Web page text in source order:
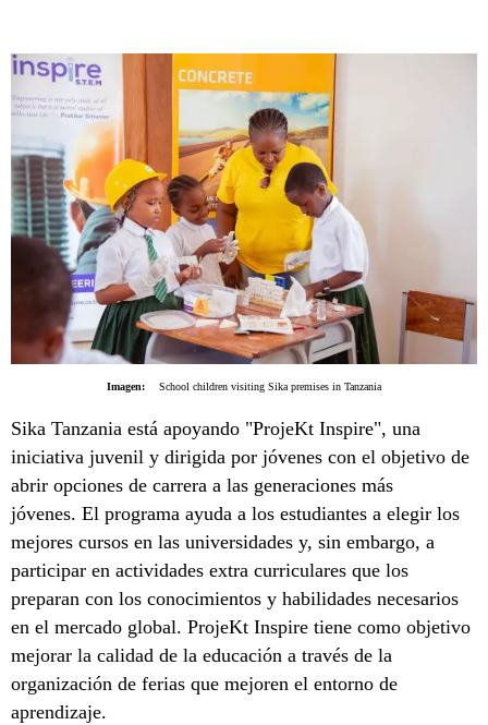
Imagen: School children visiting Sika premises in Tanzania
Sika Tanzania está apoyando "ProjeKt Inspire", una
iniciativa juvenil y dirigida por jóvenes con el objetivo de
abrir opciones de carrera a las generaciones más
jóvenes. El programa ayuda a los estudiantes a elegir los
mejores cursos en las universidades y, sin embargo, a
participar en actividades extra curriculares que los
preparan con los conocimientos y habilidades necesarios
en el mercado global. ProjeKt Inspire tiene como objetivo
mejorar la calidad de la educación a través de la
organización de ferias que mejoren el entorno de
aprendizaje.